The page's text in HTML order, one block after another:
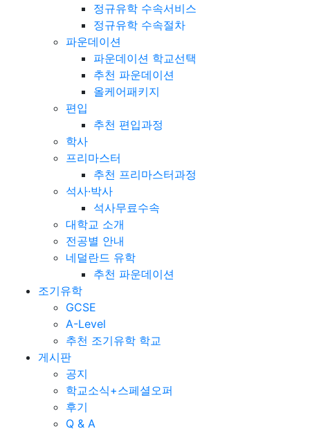
정규유학 수속서비스
정규유학 수속절차
파운데이션
파운데이션 학교선택
추천 파운데이션
올케어패키지
편입
추천 편입과정
학사
프리마스터
추천 프리마스터과정
석사·박사
석사무료수속
대학교 소개
전공별 안내
네덜란드 유학
추천 파운데이션
조기유학
GCSE
A-Level
추천 조기유학 학교
게시판
공지
학교소식+스페셜오퍼
후기
Q & A